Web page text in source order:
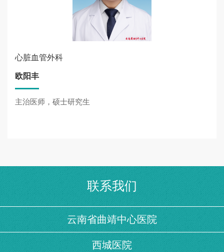
心脏血管外科
欧阳丰
主治医师，硕士研究生
联系我们
云南省曲靖中心医院
西城医院